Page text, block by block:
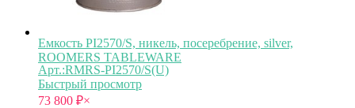
Емкость PI2570/S, никель, посеребрение, silver,
ROOMERS TABLEWARE
Арт.:RMRS-PI2570/S(U)
Быстрый просмотр
73 800 ₽×